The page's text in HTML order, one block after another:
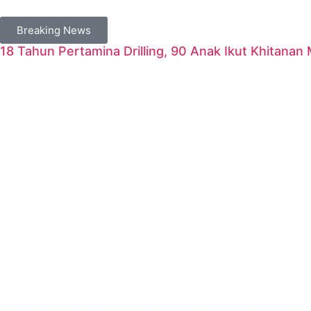
Breaking News
18 Tahun Pertamina Drilling, 90 Anak Ikut Khitanan